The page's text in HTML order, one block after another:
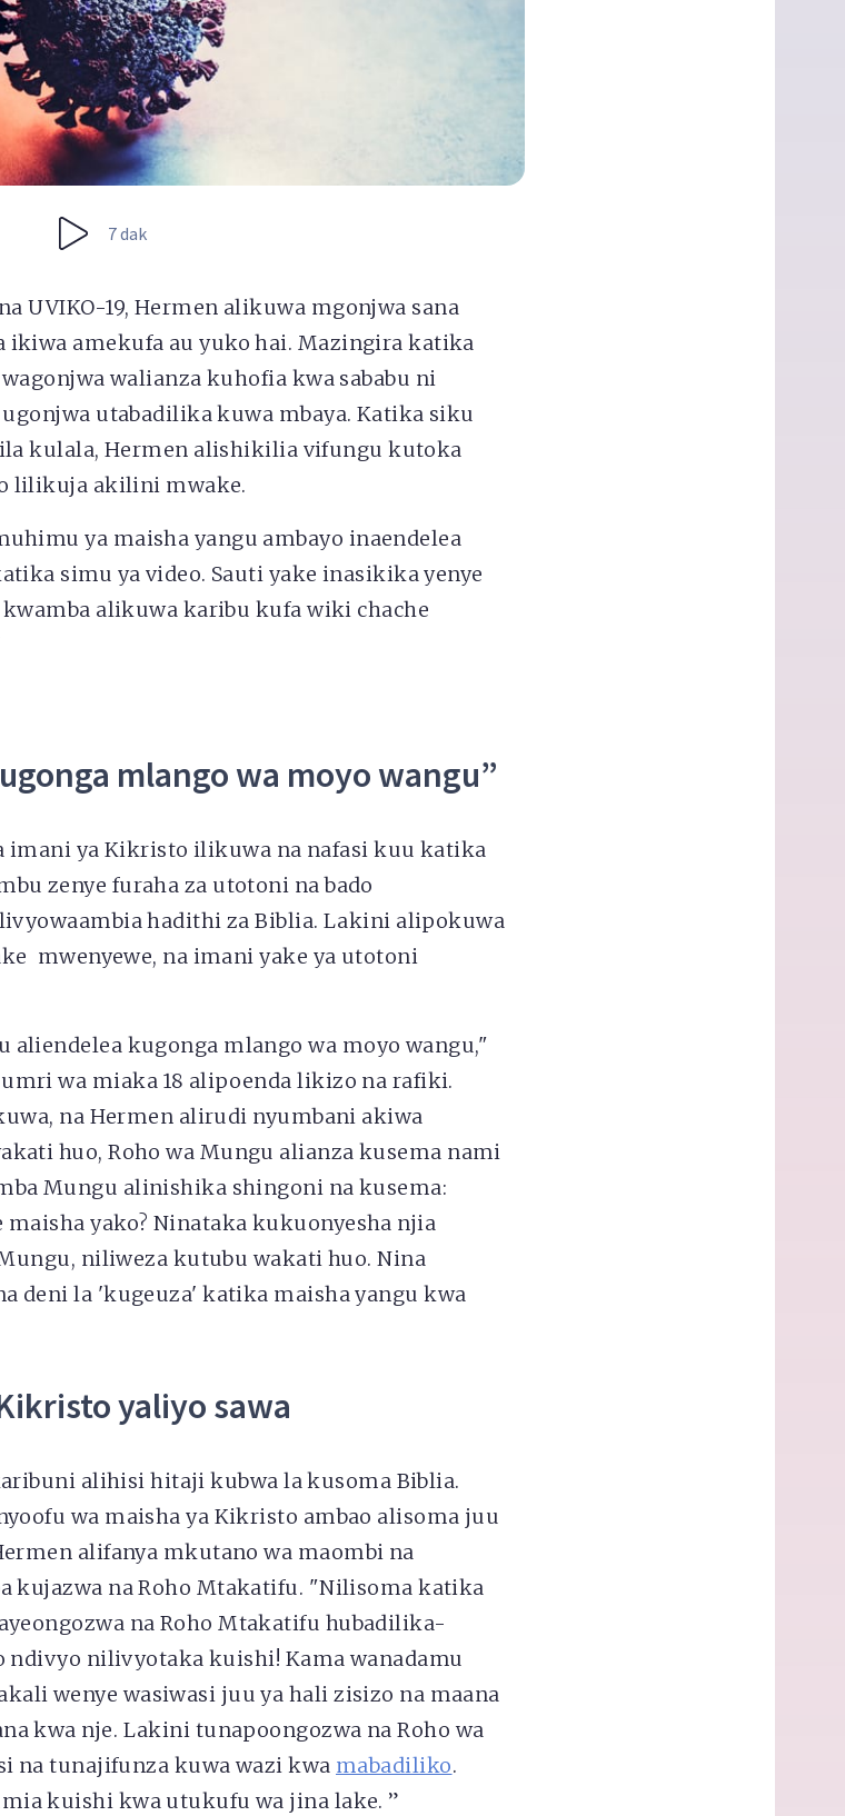
7 dak
UVIKO-19, Hermen alikuwa mgonjwa sana
ikiwa amekufa au yuko hai. Mazingira katika
walianza kuhofia kwa sababu ni
utabadilika kuwa mbaya. Katika siku
kulala, Hermen alishikilia vifungu kutoka
lilikuja akilini mwake.
ya maisha yangu ambayo inaendelea
simu ya video. Sauti yake inasikika yenye
alikuwa karibu kufa wiki chache
mlango wa moyo wangu”
imani ya Kikristo ilikuwa na nafasi kuu katika
zenye furaha za utotoni na bado
hadithi za Biblia. Lakini alipokuwa
mwenyewe, na imani yake ya utotoni
aliendelea kugonga mlango wa moyo wangu,"
wa miaka 18 alipoenda likizo na rafiki.
na Hermen alirudi nyumbani akiwa
huo, Roho wa Mungu alianza kusema nami
Mungu alinishika shingoni na kusema:
maisha yako? Ninataka kukuonyesha njia
niliweza kutubu wakati huo. Nina
deni la 'kugeuza' katika maisha yangu kwa
yaliyo sawa
alihisi hitaji kubwa la kusoma Biblia.
wa maisha ya Kikristo ambao alisoma juu
alifanya mkutano wa maombi na
kujazwa na Roho Mtakatifu. "Nilisoma katika
na Roho Mtakatifu hubadilika-
ndivyo nilivyotaka kuishi! Kama wanadamu
wenye wasiwasi juu ya hali zisizo na maana
kwa nje. Lakini tunapoongozwa na Roho wa
na tunajifunza kuwa wazi kwa mabadiliko.
kuishi kwa utukufu wa jina lake. ”